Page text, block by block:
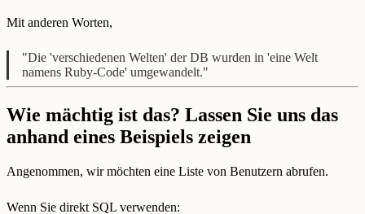
Mit anderen Worten,
"Die 'verschiedenen Welten' der DB wurden in 'eine Welt
namens Ruby-Code' umgewandelt."
Wie mächtig ist das? Lassen Sie uns das
anhand eines Beispiels zeigen
Angenommen, wir möchten eine Liste von Benutzern abrufen.
Wenn Sie direkt SQL verwenden: